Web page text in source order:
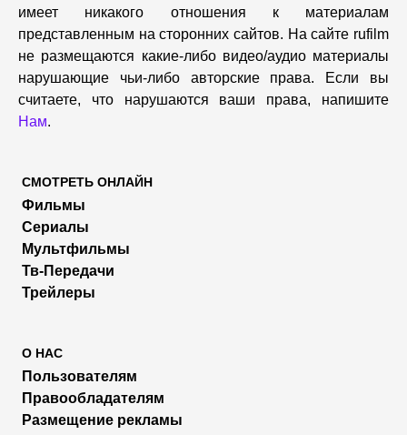
имеет никакого отношения к материалам
представленным на сторонних сайтов. На сайте rufilm
не размещаются какие-либо видео/аудио материалы
нарушающие чьи-либо авторские права. Если вы
считаете, что нарушаются ваши права, напишите
Нам.
СМОТРЕТЬ ОНЛАЙН
Фильмы
Сериалы
Мультфильмы
Тв-Передачи
Трейлеры
О НАС
Пользователям
Правообладателям
Размещение рекламы